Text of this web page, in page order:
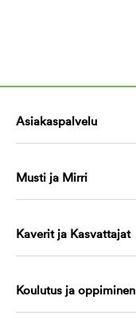
Asiakaspalvelu
Musti ja Mirri
Kaverit ja Kasvattajat
Koulutus ja oppiminen